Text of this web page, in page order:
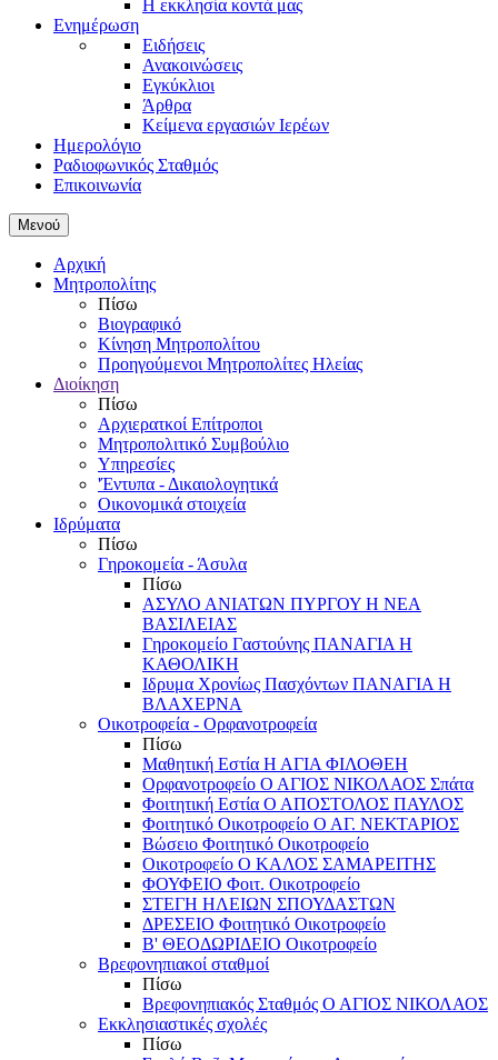
Η εκκλησία κοντά μας
Ενημέρωση
Ειδήσεις
Ανακοινώσεις
Εγκύκλιοι
Άρθρα
Κείμενα εργασιών Ιερέων
Ημερολόγιο
Ραδιοφωνικός Σταθμός
Επικοινωνία
Μενού
Αρχική
Μητροπολίτης
Πίσω
Βιογραφικό
Κίνηση Μητροπολίτου
Προηγούμενοι Μητροπολίτες Ηλείας
Διοίκηση
Πίσω
Αρχιερατκοί Επίτροποι
Μητροπολιτικό Συμβούλιο
Υπηρεσίες
'Έντυπα - Δικαιολογητικά
Οικονομικά στοιχεία
Ιδρύματα
Πίσω
Γηροκομεία - Άσυλα
Πίσω
ΑΣΥΛΟ ΑΝΙΑΤΩΝ ΠΥΡΓΟΥ Η ΝΕΑ
ΒΑΣΙΛΕΙΑΣ
Γηροκομείο Γαστούνης ΠΑΝΑΓΙΑ Η
ΚΑΘΟΛΙΚΗ
Ιδρυμα Χρονίως Πασχόντων ΠΑΝΑΓΙΑ Η
ΒΛΑΧΕΡΝΑ
Οικοτροφεία - Ορφανοτροφεία
Πίσω
Μαθητική Εστία Η ΑΓΙΑ ΦΙΛΟΘΕΗ
Ορφανοτροφείο Ο ΑΓΙΟΣ ΝΙΚΟΛΑΟΣ Σπάτα
Φοιτητική Εστία Ο ΑΠΟΣΤΟΛΟΣ ΠΑΥΛΟΣ
Φοιτητικό Οικοτροφείο Ο ΑΓ. ΝΕΚΤΑΡΙΟΣ
Βώσειο Φοιτητικό Οικοτροφείο
Οικοτροφείο Ο ΚΑΛΟΣ ΣΑΜΑΡΕΙΤΗΣ
ΦΟΥΦΕΙΟ Φοιτ. Οικοτροφείο
ΣΤΕΓΗ ΗΛΕΙΩΝ ΣΠΟΥΔΑΣΤΩΝ
ΔΡΕΣΕΙΟ Φοιτητικό Οικοτροφείο
Β' ΘΕΟΔΩΡΙΔΕΙΟ Οικοτροφείο
Βρεφονηπιακοί σταθμοί
Πίσω
Βρεφονηπιακός Σταθμός Ο ΑΓΙΟΣ ΝΙΚΟΛΑΟΣ
Εκκλησιαστικές σχολές
Πίσω